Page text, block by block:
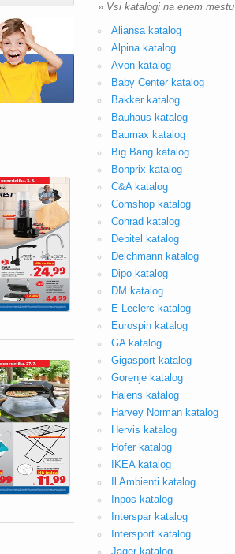
» Vsi katalogi na enem mestu
Aliansa katalog
Alpina katalog
Avon katalog
Baby Center katalog
Bakker katalog
Bauhaus katalog
Baumax katalog
Big Bang katalog
Bonprix katalog
C&A katalog
Comshop katalog
Conrad katalog
Debitel katalog
Deichmann katalog
Dipo katalog
DM katalog
E-Leclerc katalog
Eurospin katalog
GA katalog
Gigasport katalog
Gorenje katalog
Halens katalog
Harvey Norman katalog
Hervis katalog
Hofer katalog
IKEA katalog
Il Ambienti katalog
Inpos katalog
Interspar katalog
Intersport katalog
Jager katalog